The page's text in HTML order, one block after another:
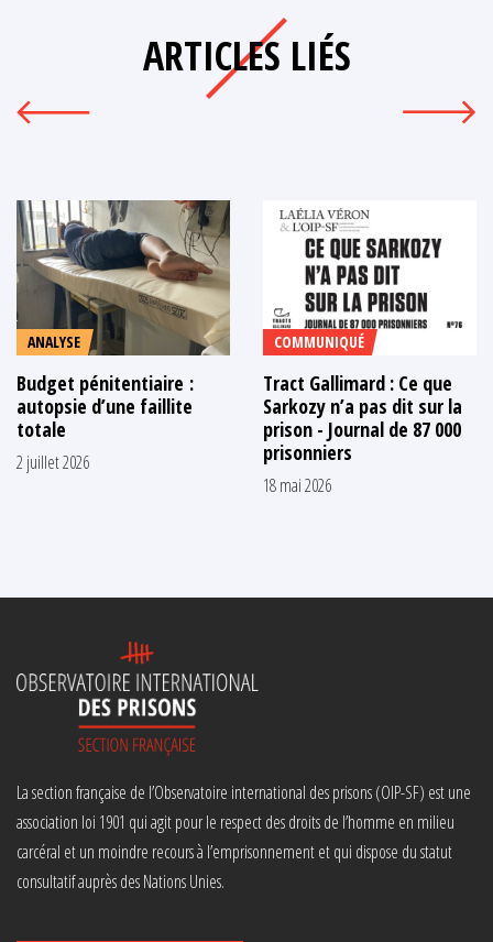
ARTICLES LIÉS
ANALYSE
Budget pénitentiaire :
autopsie d’une faillite
totale
2 juillet 2026
COMMUNIQUÉ
Tract Gallimard : Ce que
Sarkozy n’a pas dit sur la
prison - Journal de 87 000
prisonniers
18 mai 2026
La section française de l’Observatoire international des prisons (OIP-SF) est une
association loi 1901 qui agit pour le respect des droits de l’homme en milieu
carcéral et un moindre recours à l’emprisonnement et qui dispose du statut
consultatif auprès des Nations Unies.